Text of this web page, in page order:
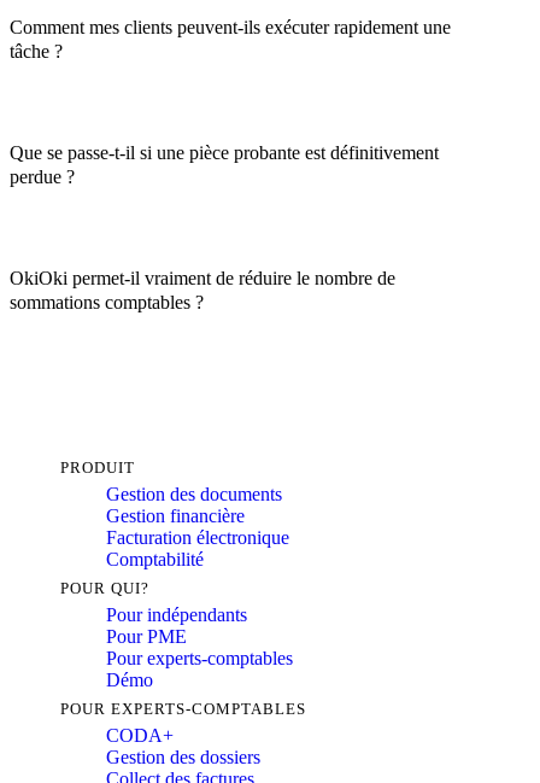
Comment mes clients peuvent-ils exécuter rapidement une
tâche ?
Que se passe-t-il si une pièce probante est définitivement
perdue ?
OkiOki permet-il vraiment de réduire le nombre de
sommations comptables ?
PRODUIT
Gestion des documents
Gestion financière
Facturation électronique
Comptabilité
POUR QUI?
Pour indépendants
Pour PME
Pour experts-comptables
Démo
POUR EXPERTS-COMPTABLES
CODA+
Gestion des dossiers